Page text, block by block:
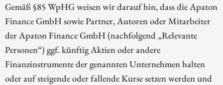
Gemäß §85 WpHG weisen wir darauf hin, dass die Apaton
Finance GmbH sowie Partner, Autoren oder Mitarbeiter
der Apaton Finance GmbH (nachfolgend „Relevante
Personen“) ggf. künftig Aktien oder andere
Finanzinstrumente der genannten Unternehmen halten
oder auf steigende oder fallende Kurse setzen werden und